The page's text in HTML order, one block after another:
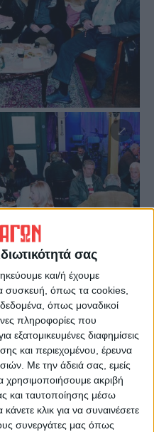
σας
και/ή έχουμε
συσκευή, όπως τα cookies,
όπως μοναδικοί
πληροφορίες που
εξατομικευμένες διαφημίσεις
και περιεχομένου, έρευνα
Με την άδειά σας, εμείς
χρησιμοποιήσουμε ακριβή
και ταυτοποίησης μέσω
κλικ για να συναινέσετε
συνεργάτες μας όπως